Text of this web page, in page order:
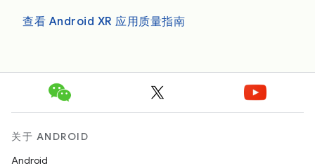
查看 Android XR 应用质量指南
关于 ANDROID
Android